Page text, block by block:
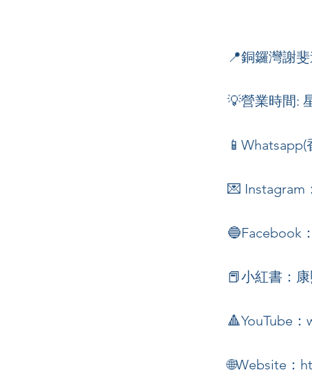
📍銅鑼灣謝
💡營業時間:
📱Whatsapp(
💌 Instagram
🔵Facebook：
📕小紅書：
🔺YouTube：
🌐Website：